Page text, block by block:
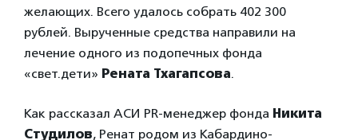
желающих. Всего удалось собрать 402 300
рублей. Вырученные средства направили на
лечение одного из подопечных фонда
«свет.дети» Рената Тхагапсова.
Как рассказал АСИ PR-менеджер фонда Никита
Студилов, Ренат родом из Кабардино-